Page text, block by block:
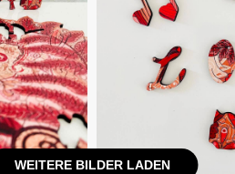
WEITERE BILDER LADEN